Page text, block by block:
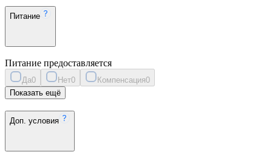
Питание
Питание предоставляется
Да0 Нет0 Компенсация0
Показать ещё
Доп. условия